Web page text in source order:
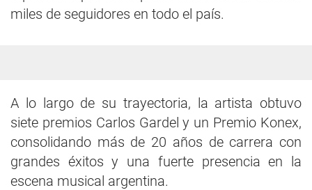
miles de seguidores en todo el país.
A lo largo de su trayectoria, la artista obtuvo
siete premios Carlos Gardel y un Premio Konex,
consolidando más de 20 años de carrera con
grandes éxitos y una fuerte presencia en la
escena musical argentina.